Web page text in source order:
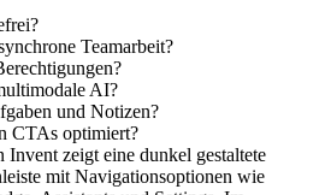
Teamarbeit?
AI?
und Notizen?
CTAs optimiert?